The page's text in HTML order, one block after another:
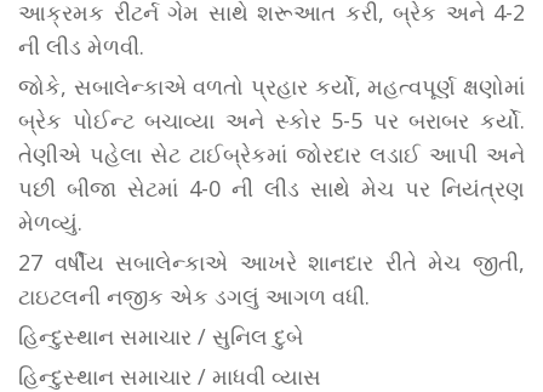
આક્રમક રીટર્ન ગેમ સાથે શરૂઆત કરી, બ્રેક અને 4-2
ની લીડ મેળવી.
જોકે, સબાલેન્કાએ વળતો પ્રહાર કર્યો, મહત્વપૂર્ણ ક્ષણોમાં
બ્રેક પોઈન્ટ બચાવ્યા અને સ્કોર 5-5 પર બરાબર કર્યો.
તેણીએ પહેલા સેટ ટાઈબ્રેકમાં જોરદાર લડાઈ આપી અને
પછી બીજા સેટમાં 4-0 ની લીડ સાથે મેચ પર નિયંત્રણ
મેળવ્યું.
27 વર્ષીય સબાલેન્કાએ આખરે શાનદાર રીતે મેચ જીતી,
ટાઇટલની નજીક એક ડગલું આગળ વધી.
હિન્દુસ્થાન સમાચાર / સુનિલ દુબે
હિન્દુસ્થાન સમાચાર / માધવી વ્યાસ